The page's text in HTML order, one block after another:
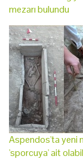
mezarı bulundu
Aspendos'ta yeni
'sporcuya' ait